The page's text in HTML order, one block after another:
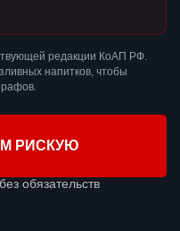
редакции КоАП РФ.
напитков, чтобы
РИСКУЮ
обязательств